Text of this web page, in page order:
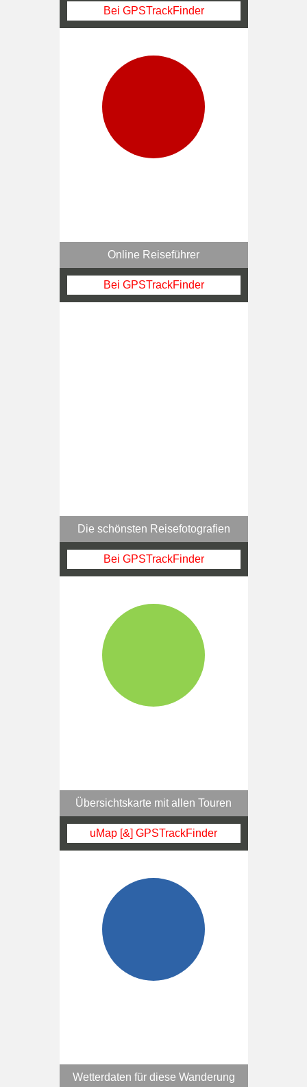
Bei GPSTrackFinder
Online Reiseführer
Bei GPSTrackFinder
Die schönsten Reisefotografien
Bei GPSTrackFinder
Übersichtskarte mit allen Touren
uMap [&] GPSTrackFinder
Wetterdaten für diese Wanderung